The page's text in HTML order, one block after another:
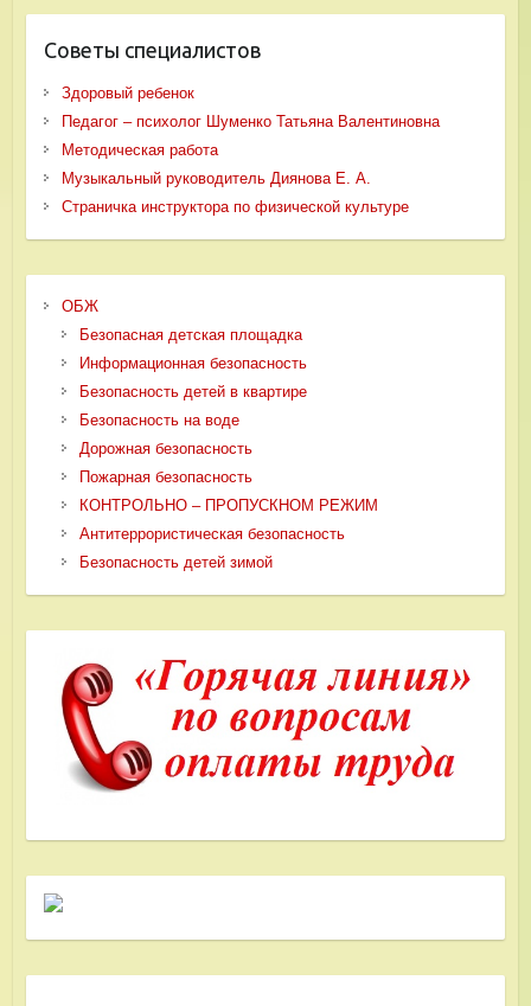
Советы специалистов
Здоровый ребенок
Педагог – психолог Шуменко Татьяна Валентиновна
Методическая работа
Музыкальный руководитель Диянова Е. А.
Страничка инструктора по физической культуре
ОБЖ
Безопасная детская площадка
Информационная безопасность
Безопасность детей в квартире
Безопасность на воде
Дорожная безопасность
Пожарная безопасность
КОНТРОЛЬНО – ПРОПУСКНОМ РЕЖИМ
Антитеррористическая безопасность
Безопасность детей зимой